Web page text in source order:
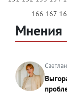
166 167
Мнения